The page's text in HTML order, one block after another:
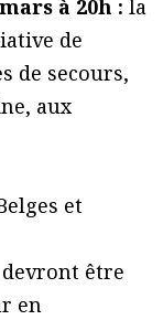
à 20h : la
de
de secours,
aux
et
être
en